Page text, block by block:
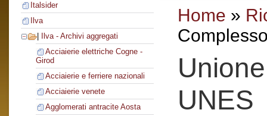
Italsider
Ilva
Ilva - Archivi aggregati
Acciaierie elettriche Cogne -
Girod
Acciaierie e ferriere nazionali
Acciaierie venete
Agglomerati antracite Aosta
Home »
UNES